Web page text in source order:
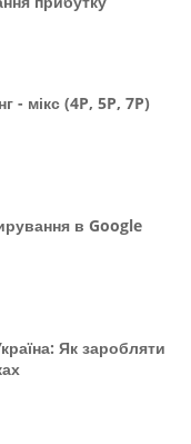
- мікс (4P, 5P, 7P)
в Google
Як заробляти